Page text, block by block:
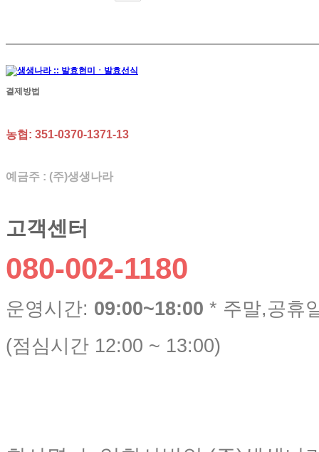
결제방법
농협: 351-0370-1371-13
예금주 : (주)생생나라
고객센터
080-002-1180
운영시간: 09:00~18:00 * 주말,공휴
(점심시간 12:00 ~ 13:00)